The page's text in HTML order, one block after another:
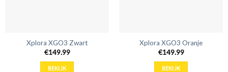
Xplora XGO3 Zwart
€149.99
BEKIJK
Xplora XGO3 Oranje
€149.99
BEKIJK